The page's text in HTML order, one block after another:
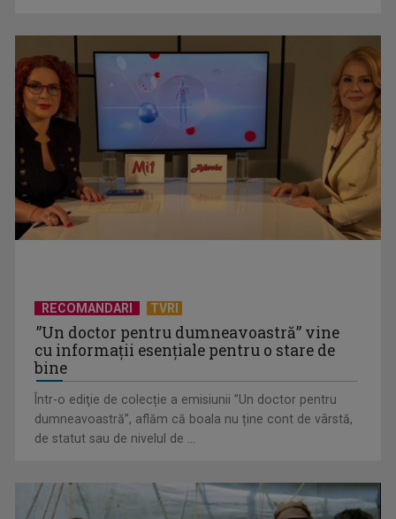
„Cerul” trupei Proconsul – a şasea cea mai votată piesă în
concursul „Cerbul ...
„Spune-mi”, piesa Monicăi Anghel – a patra cea mai votată
în concursul ...
RECOMANDARI TVRI
”Un doctor pentru dumneavoastră” vine
cu informații esențiale pentru o stare de
bine
Într-o ediţie de colecție a emisiunii ”Un doctor pentru
dumneavoastră”, aflăm că boala nu ține cont de vârstă,
de statut sau de nivelul de ...